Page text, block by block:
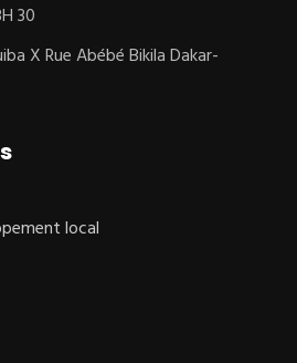
30
X Rue Abébé Bikila Dakar-
local